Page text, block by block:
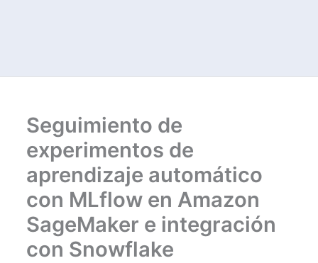
Seguimiento de
experimentos de
aprendizaje automático
con MLflow en Amazon
SageMaker e integración
con Snowflake